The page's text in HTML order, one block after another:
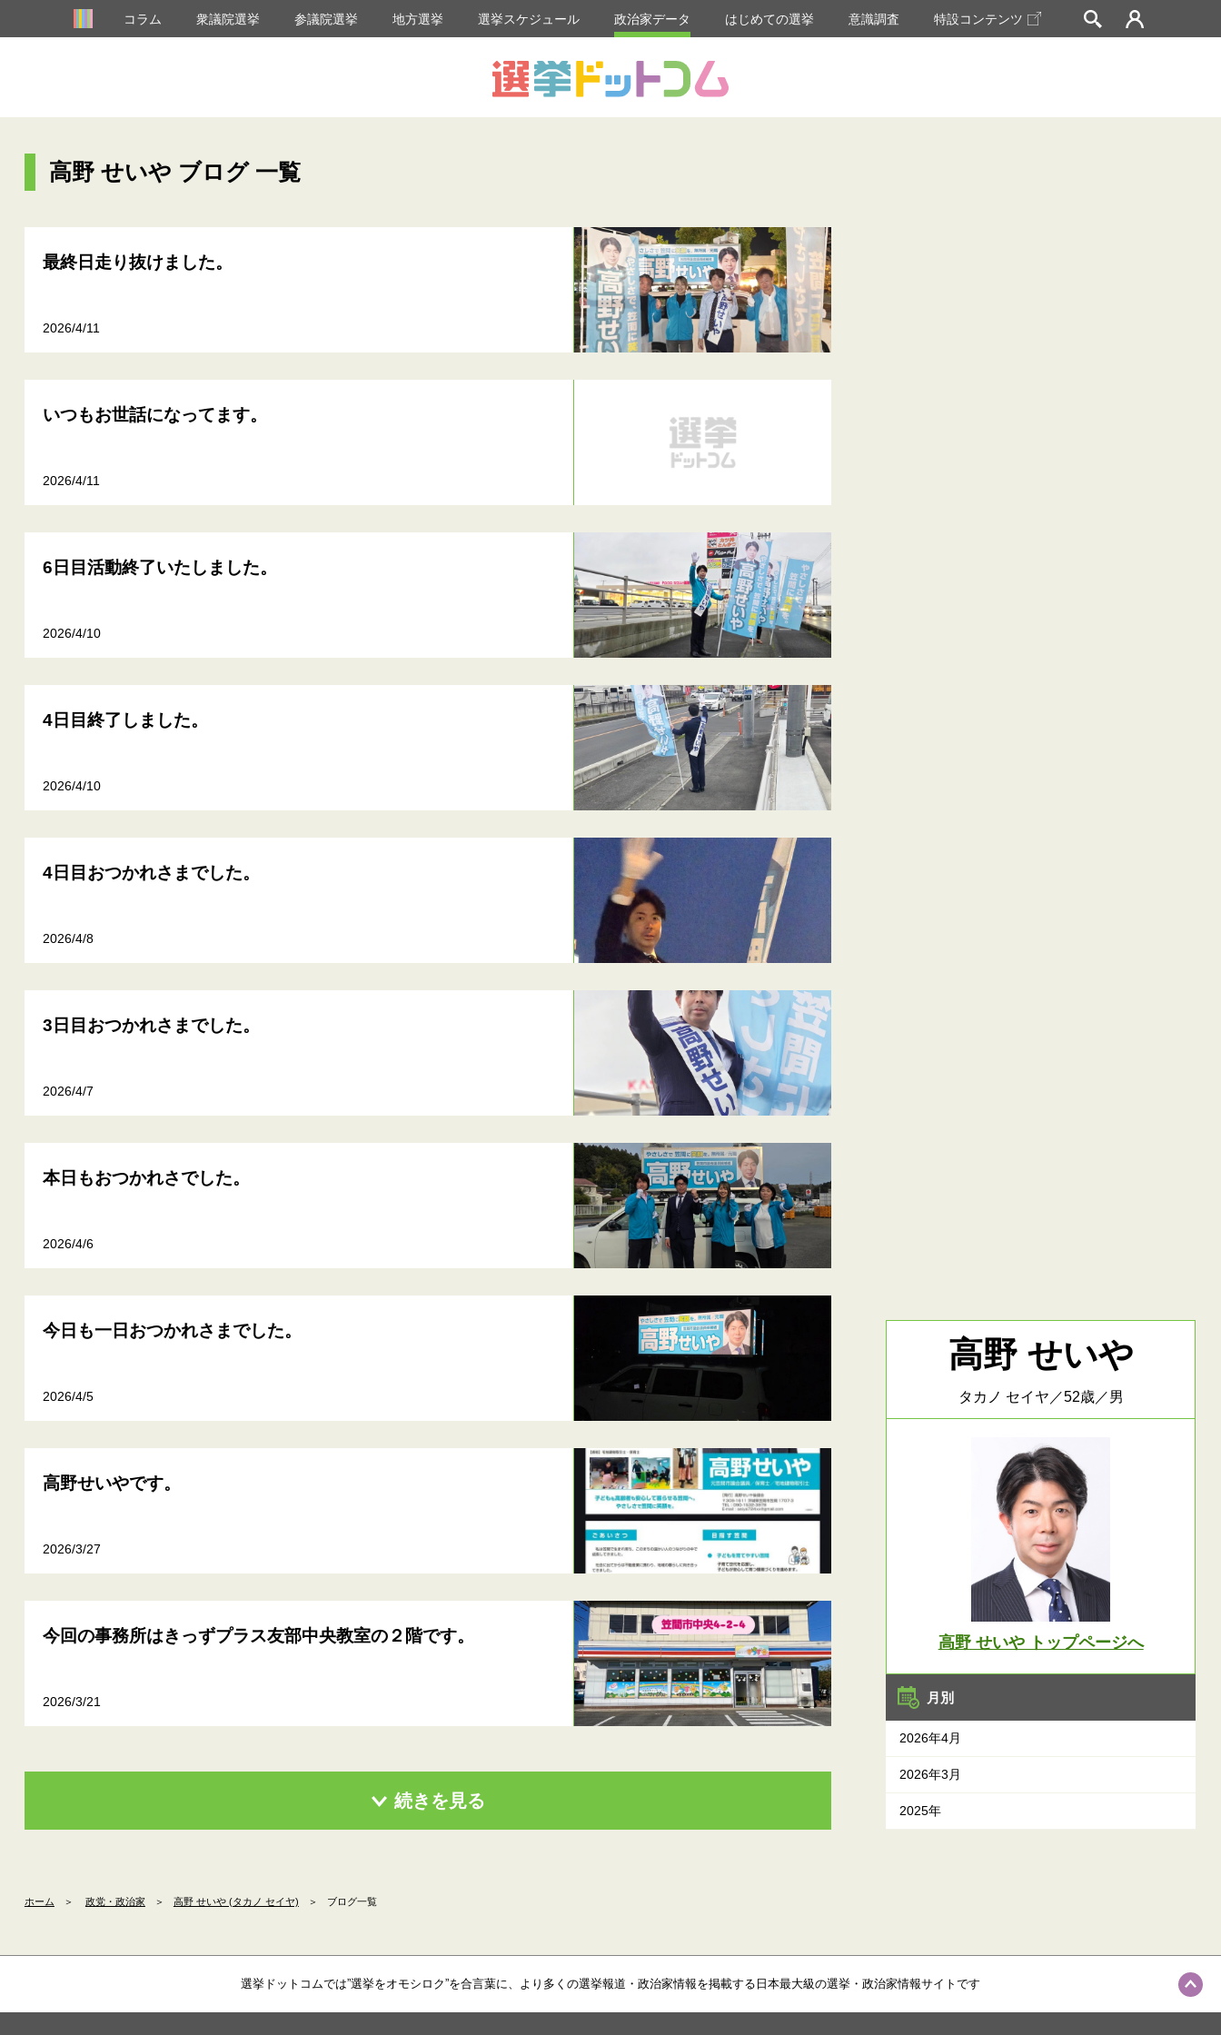
コラム 衆議院選挙 参議院選挙 地方選挙 選挙スケジュール 政治家データ はじめての選挙 意識調査 特設コンテンツ
高野 せいや ブログ 一覧
最終日走り抜けました。
2026/4/11
いつもお世話になってます。
2026/4/11
6日目活動終了いたしました。
2026/4/10
4日目終了しました。
2026/4/10
4日目おつかれさまでした。
2026/4/8
3日目おつかれさまでした。
2026/4/7
本日もおつかれさでした。
2026/4/6
今日も一日おつかれさまでした。
2026/4/5
高野せいやです。
2026/3/27
今回の事務所はきっずプラス友部中央教室の２階です。
2026/3/21
続きを見る
高野 せいや
タカノ セイヤ／52歳／男
高野 せいや トップページへ
月別
2026年4月
2026年3月
2025年
ホーム ＞ 政党・政治家 ＞ 高野 せいや (タカノ セイヤ) ＞ ブログ一覧
選挙ドットコムでは”選挙をオモシロク”を合言葉に、より多くの選挙報道・政治家情報を掲載する日本最大級の選挙・政治家情報サイトです